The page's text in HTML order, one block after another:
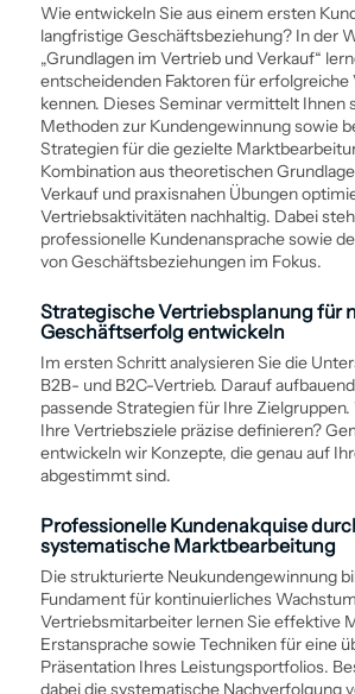
Wie entwickeln Sie aus einem ersten
langfristige Geschäftsbeziehung? In der
„Grundlagen im Vertrieb und Verkauf“
entscheidenden Faktoren für
kennen. Dieses Seminar vermittelt Ihnen
Methoden zur Kundengewinnung sowie
Strategien für die gezielte
Kombination aus theoretischen
Verkauf und praxisnahen Übungen
Vertriebsaktivitäten nachhaltig. Dabei
professionelle Kundenansprache sowie
von Geschäftsbeziehungen im Fokus.
Strategische Vertriebsplanung für
Geschäftserfolg entwickeln
Im ersten Schritt analysieren Sie die
B2B- und B2C-Vertrieb. Darauf
passende Strategien für Ihre
Ihre Vertriebsziele präzise definieren?
entwickeln wir Konzepte, die genau auf
abgestimmt sind.
Professionelle Kundenakquise
systematische Marktbearbeitung
Die strukturierte Neukundengewinnung
Fundament für kontinuierliches
Vertriebsmitarbeiter lernen Sie effektive
Erstansprache sowie Techniken für eine
Präsentation Ihres Leistungsportfolios.
dabei die ­systematische Nachverfolgung